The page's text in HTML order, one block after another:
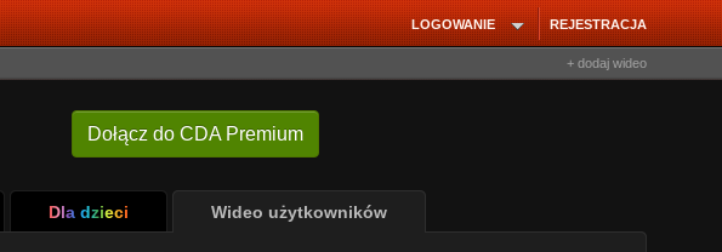
REJESTRACJA
LOGOWANIE
+ dodaj wideo
Dołącz do CDA Premium
Dla dzieci Wideo użytkowników